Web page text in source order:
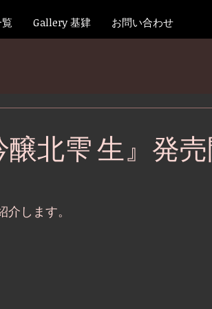
Gallery 基肄 お問い合わせ
北雫 生』発
します。